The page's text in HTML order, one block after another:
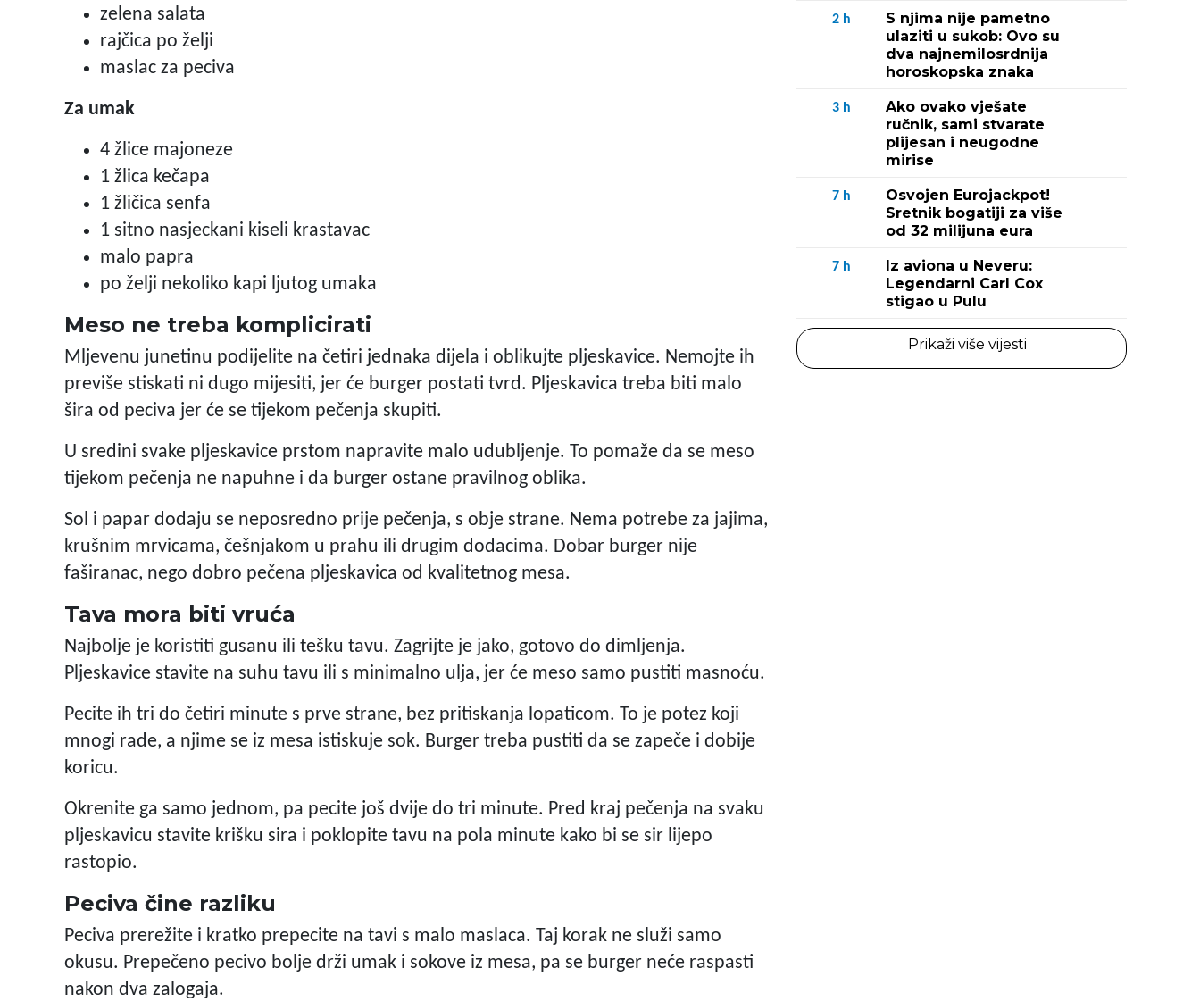
zelena salata
rajčica po želji
maslac za peciva
Za umak
4 žlice majoneze
1 žlica kečapa
1 žličica senfa
1 sitno nasjeckani kiseli krastavac
malo papra
po želji nekoliko kapi ljutog umaka
Meso ne treba komplicirati
Mljevenu junetinu podijelite na četiri jednaka dijela i oblikujte pljeskavice. Nemojte ih
previše stiskati ni dugo mijesiti, jer će burger postati tvrd. Pljeskavica treba biti malo
šira od peciva jer će se tijekom pečenja skupiti.
U sredini svake pljeskavice prstom napravite malo udubljenje. To pomaže da se meso
tijekom pečenja ne napuhne i da burger ostane pravilnog oblika.
Sol i papar dodaju se neposredno prije pečenja, s obje strane. Nema potrebe za jajima,
krušnim mrvicama, češnjakom u prahu ili drugim dodacima. Dobar burger nije
faširanac, nego dobro pečena pljeskavica od kvalitetnog mesa.
Tava mora biti vruća
Najbolje je koristiti gusanu ili tešku tavu. Zagrijte je jako, gotovo do dimljenja.
Pljeskavice stavite na suhu tavu ili s minimalno ulja, jer će meso samo pustiti masnoću.
Pecite ih tri do četiri minute s prve strane, bez pritiskanja lopaticom. To je potez koji
mnogi rade, a njime se iz mesa istiskuje sok. Burger treba pustiti da se zapeče i dobije
koricu.
Okrenite ga samo jednom, pa pecite još dvije do tri minute. Pred kraj pečenja na svaku
pljeskavicu stavite krišku sira i poklopite tavu na pola minute kako bi se sir lijepo
rastopio.
Peciva čine razliku
Peciva prerežite i kratko prepecite na tavi s malo maslaca. Taj korak ne služi samo
okusu. Prepečeno pecivo bolje drži umak i sokove iz mesa, pa se burger neće raspasti
nakon dva zalogaja.
2 h
S njima nije pametno
ulaziti u sukob: Ovo su
dva najnemilosrdnija
horoskopska znaka
3 h
Ako ovako vješate
ručnik, sami stvarate
plijesan i neugodne
mirise
7 h
Osvojen Eurojackpot!
Sretnik bogatiji za više
od 32 milijuna eura
7 h
Iz aviona u Neveru:
Legendarni Carl Cox
stigao u Pulu
Prikaži više vijesti